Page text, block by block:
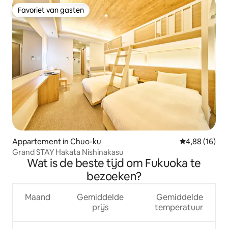
Favoriet van gasten
Favoriet van gasten
Appartement in Chuo-ku Gemiddelde
4,88 (16)
Grand STAY Hakata Nishinakasu
Wat is de beste tijd om Fukuoka te
bezoeken?
Maand
Gemiddelde
prijs
Gemiddelde
temperatuur